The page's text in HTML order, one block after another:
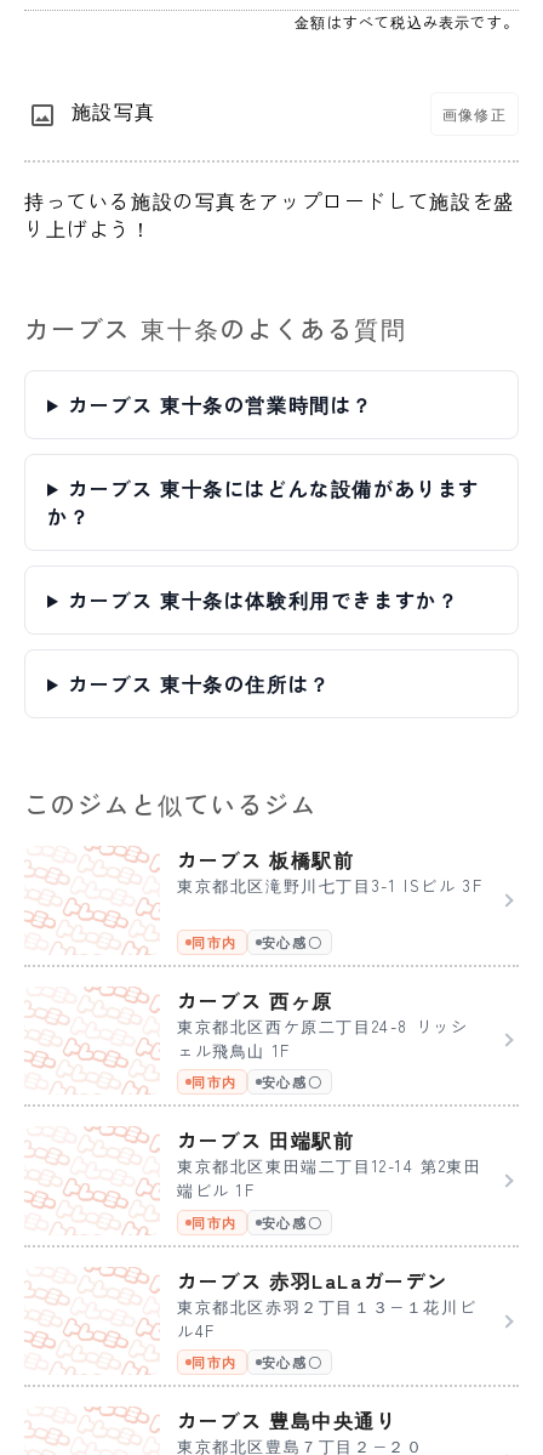
金額はすべて税込み表示です。
施設写真 画像修正
持っている施設の写真をアップロードして施設を盛
り上げよう！
カーブス 東十条のよくある質問
カーブス 東十条の営業時間は？
カーブス 東十条にはどんな設備があります
か？
カーブス 東十条は体験利用できますか？
カーブス 東十条の住所は？
このジムと似ているジム
カーブス 板橋駅前
東京都北区滝野川七丁目3-1 ISビル 3F
同市内 安心感〇
カーブス 西ヶ原
東京都北区西ケ原二丁目24-8 リッシ
ェル飛鳥山 1F
同市内 安心感〇
カーブス 田端駅前
東京都北区東田端二丁目12-14 第2東田
端ビル 1F
同市内 安心感〇
カーブス 赤羽LaLaガーデン
東京都北区赤羽２丁目１３−１花川ビ
ル4F
同市内 安心感〇
カーブス 豊島中央通り
東京都北区豊島７丁目２−２０